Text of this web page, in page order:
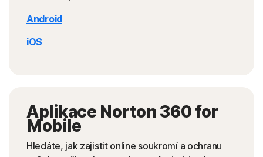
Android
iOS
Aplikace Norton 360 for
Mobile
Hledáte, jak zajistit online soukromí a ochranu